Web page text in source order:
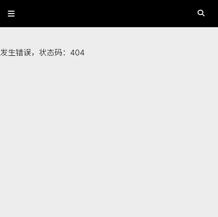
发生错误，状态码： 404